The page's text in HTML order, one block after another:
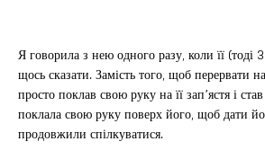
Я говорила з нею одного разу, коли її (тоді
щось сказати. Замість того, щоб перервати
просто поклав свою руку на її зап’ястя і
поклала свою руку поверх його, щоб дати
продовжили спілкуватися.